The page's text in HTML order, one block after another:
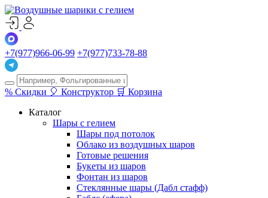
+7(977)966-06-99 +7(977)733-78-88
% Скидки 🎈 Конструктор 🛒 Корзина
Каталог
Шары с гелием
Шары под потолок
Облако из воздушных шаров
Готовые решения
Букеты из шаров
Фонтан из шаров
Стеклянные шары (Дабл стафф)